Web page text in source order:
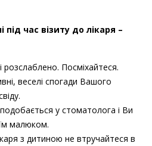
час візиту до лікаря –
розслаблено. Посміхайтеся.
веселі спогади Вашого
у стоматолога і Ви
малюком.
з дитиною не втручайтеся в